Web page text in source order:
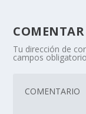
COMENTAR
Tu dirección de
campos